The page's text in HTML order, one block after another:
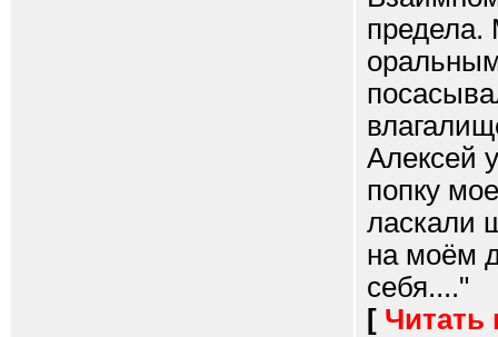
предела.
Алексей
попку
ласкали
на моём
себя...."
[ Читать